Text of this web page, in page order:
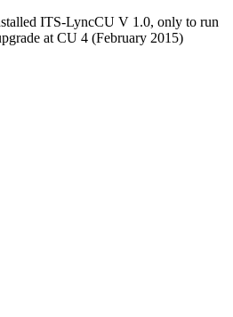
ITS-LyncCU V 1.0, only to run
at CU 4 (February 2015)